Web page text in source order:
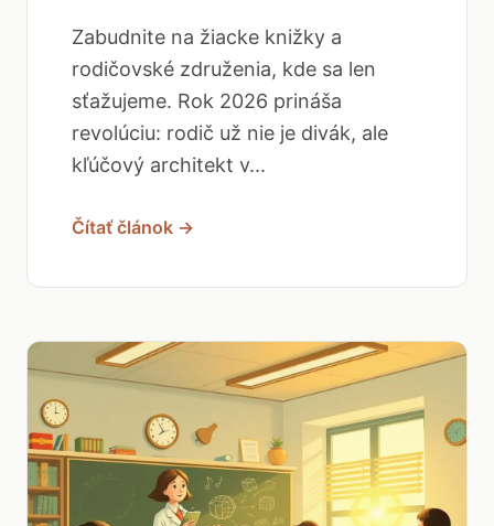
Zabudnite na žiacke knižky a
rodičovské združenia, kde sa len
sťažujeme. Rok 2026 prináša
revolúciu: rodič už nie je divák, ale
kľúčový architekt v...
Čítať článok →